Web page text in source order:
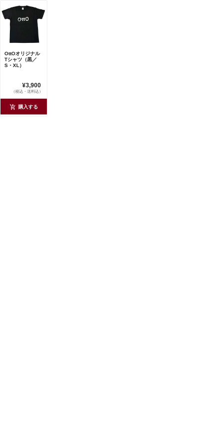
OttOオリジナル
Tシャツ（黒／
S・XL）
¥3,900
（税込・送料込）
購入する